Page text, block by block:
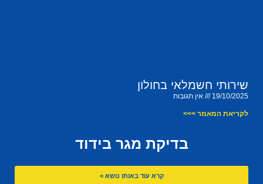
שירותי חשמלאי בחולון
19/10/2025 אין תגובות
לקריאת המאמר >>>
בדיקת מגר בידוד
קרא עוד באותו נושא >